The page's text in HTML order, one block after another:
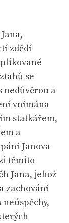
zdědí
se
nedůvěrou a
vnímána
statkářem,
a
Janova
těmito
Jana, jehož
zachování